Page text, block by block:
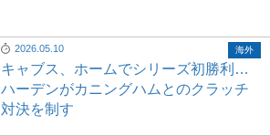
2026.05.10
キャブス、ホームでシリーズ初勝利…
ハーデンがカニングハムとのクラッチ
対決を制す
海外